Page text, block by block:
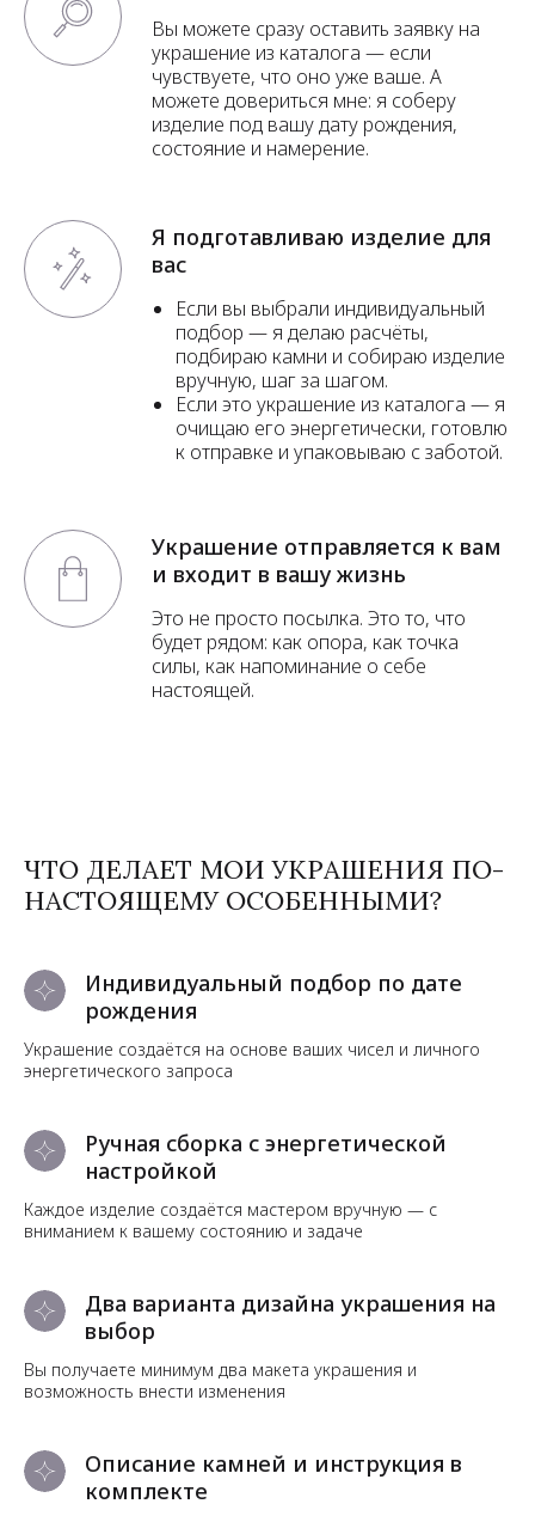
Вы можете сразу оставить заявку на
украшение из каталога — если
чувствуете, что оно уже ваше. А
можете довериться мне: я соберу
изделие под вашу дату рождения,
состояние и намерение.
Я подготавливаю изделие для
вас
Если вы выбрали индивидуальный
подбор — я делаю расчёты,
подбираю камни и собираю изделие
вручную, шаг за шагом.
Если это украшение из каталога — я
очищаю его энергетически, готовлю
к отправке и упаковываю с заботой.
Украшение отправляется к вам
и входит в вашу жизнь
Это не просто посылка. Это то, что
будет рядом: как опора, как точка
силы, как напоминание о себе
настоящей.
ЧТО ДЕЛАЕТ МОИ УКРАШЕНИЯ ПО-
НАСТОЯЩЕМУ ОСОБЕННЫМИ?
Индивидуальный подбор по дате
рождения
Украшение создаётся на основе ваших чисел и личного
энергетического запроса
Ручная сборка с энергетической
настройкой
Каждое изделие создаётся мастером вручную — с
вниманием к вашему состоянию и задаче
Два варианта дизайна украшения на
выбор
Вы получаете минимум два макета украшения и
возможность внести изменения
Описание камней и инструкция в
комплекте